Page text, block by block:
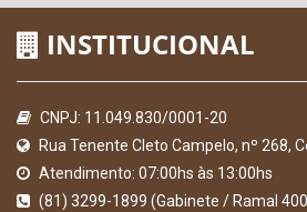
INSTITUCIONAL
CNPJ: 11.049.830/0001-20
Rua Tenente Cleto Campelo, nº 268,
Atendimento: 07:00hs às 13:00hs
(81) 3299-1899 (Gabinete / Ramal